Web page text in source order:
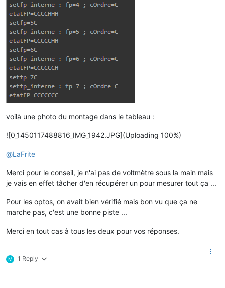
voilà une photo du montage dans le tableau :
![0_1450117488816_IMG_1942.JPG](Uploading 100%)
@LaFrite
Merci pour le conseil, je n'ai pas de voltmètre sous la main mais
je vais en effet tâcher d'en récupérer un pour mesurer tout ça ...
Pour les optos, on avait bien vérifié mais bon vu que ça ne
marche pas, c'est une bonne piste ...
Merci en tout cas à tous les deux pour vos réponses.
M 1 Reply